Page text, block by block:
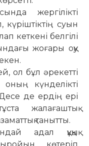
жергілікті
суын
кеткені белгілі
жоғары оқу
ол бұл әрекетті
күнделікті
де ердің ері
жалағаштық
танытты.
адал құқық